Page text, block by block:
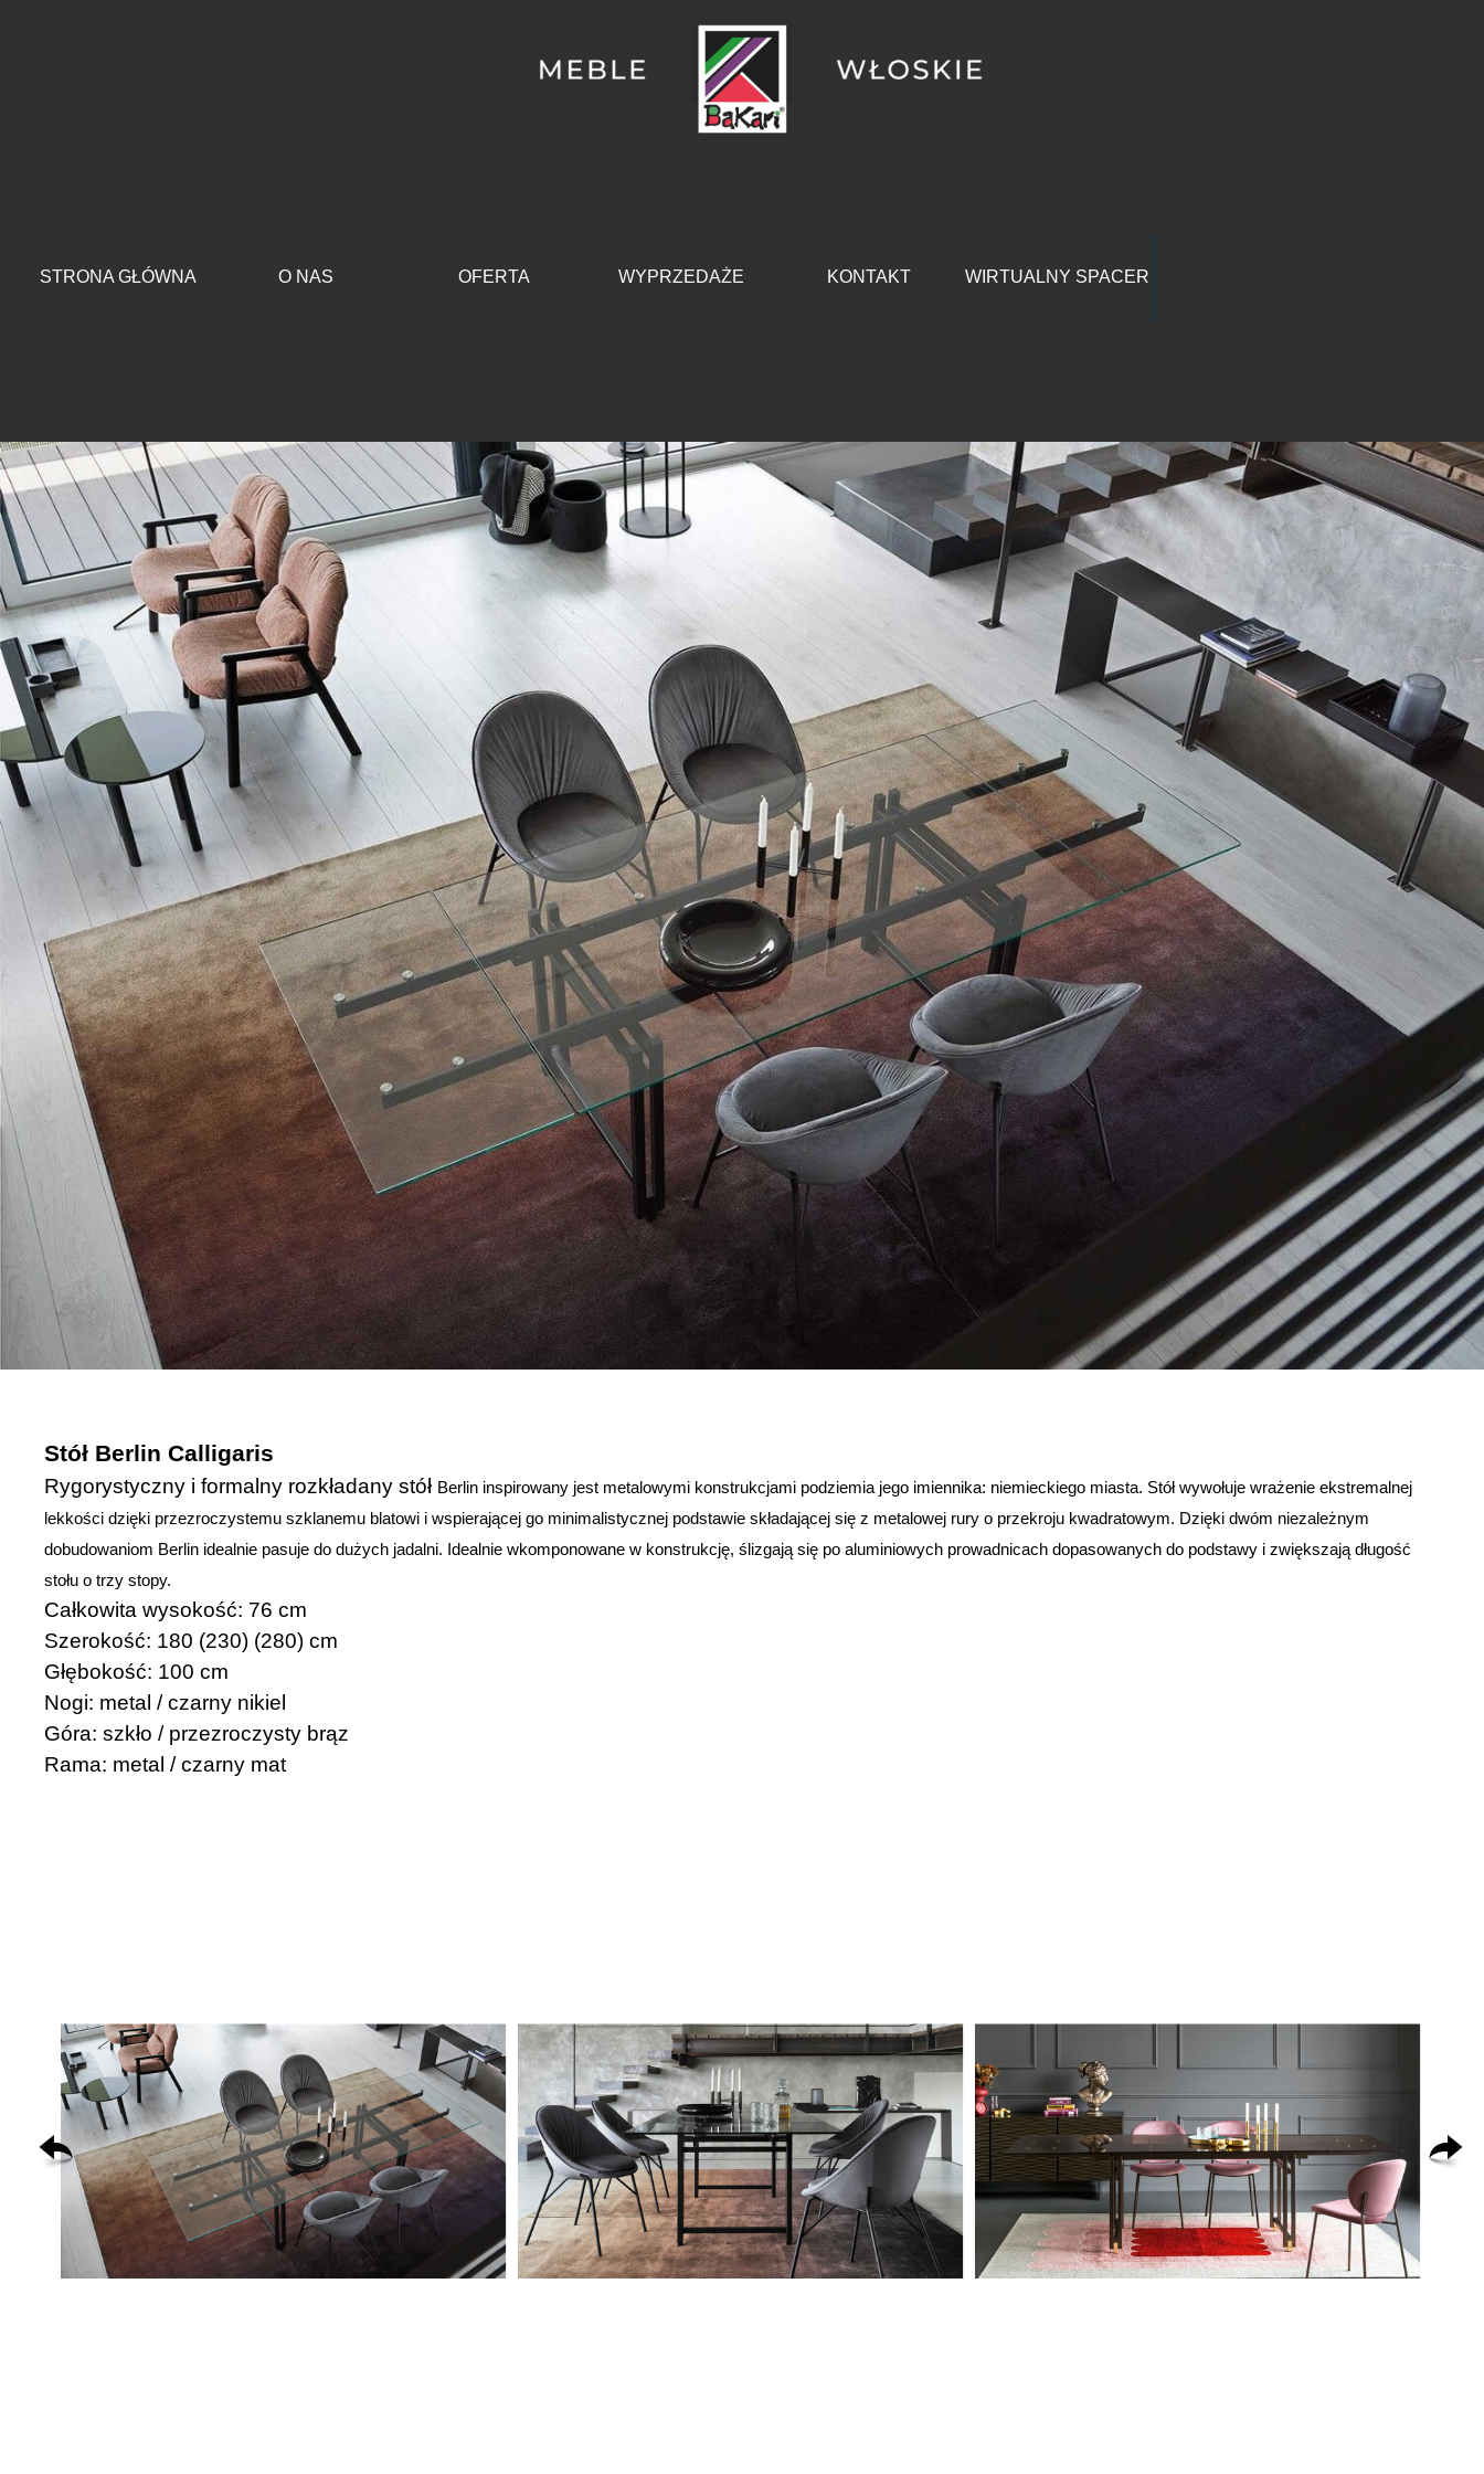
STRONA GŁÓWNA O NAS ▼
OFERTA ▼
WYPRZEDAŻE KONTAKT WIRTUALNY SPACER
Stół Berlin Calligaris
Rygorystyczny i formalny rozkładany stół Berlin inspirowany jest metalowymi konstrukcjami podziemia jego imiennika: niemieckiego miasta. Stół wywołuje wrażenie ekstremalnej
lekkości dzięki przezroczystemu szklanemu blatowi i wspierającej go minimalistycznej podstawie składającej się z metalowej rury o przekroju kwadratowym. Dzięki dwóm niezależnym
dobudowaniom Berlin idealnie pasuje do dużych jadalni. Idealnie wkomponowane w konstrukcję, ślizgają się po aluminiowych prowadnicach dopasowanych do podstawy i zwiększają długość
stołu o trzy stopy.
Całkowita wysokość: 76 cm
Szerokość: 180 (230) (280) cm
Głębokość: 100 cm
Nogi: metal / czarny nikiel
Góra: szkło / przezroczysty brąz
Rama: metal / czarny mat